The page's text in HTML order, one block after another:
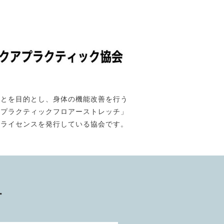
を目的とし、身体の機能改善を行う
ラクティックフロアーストレッチ」
イセンスを発行している協会です。